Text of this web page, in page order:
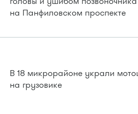
на Панфиловском проспекте
В 18 микрорайоне украли
на грузовике